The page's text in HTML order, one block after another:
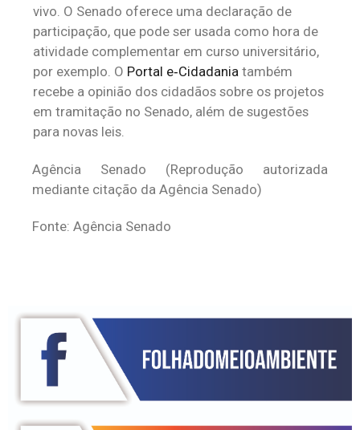
vivo. O Senado oferece uma declaração de
participação, que pode ser usada como hora de
atividade complementar em curso universitário,
por exemplo. O Portal e‑Cidadania também
recebe a opinião dos cidadãos sobre os projetos
em tramitação no Senado, além de sugestões
para novas leis.
Agência Senado (Reprodução autorizada
mediante citação da Agência Senado)
Fonte: Agência Senado